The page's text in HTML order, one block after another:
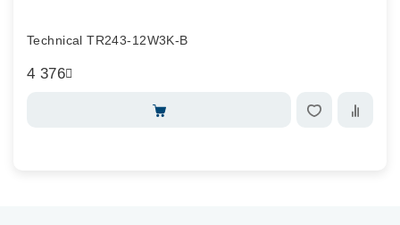
Technical TR243-12W3K-B
4 376